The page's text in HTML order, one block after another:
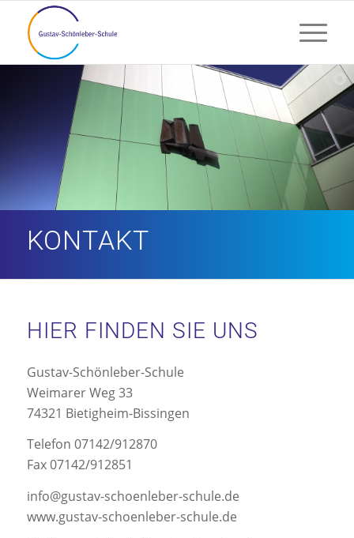
KONTAKT
HIER FINDEN SIE UNS
Gustav-Schönleber-Schule
Weimarer Weg 33
74321 Bietigheim-Bissingen
Telefon 07142/912870
Fax 07142/912851
info@gustav-schoenleber-schule.de
www.gustav-schoenleber-schule.de